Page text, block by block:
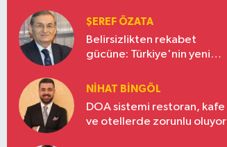
ŞEREF ÖZATA
Belirsizlikten rekabet
gücüne: Türkiye'nin yeni
NIHAT BINGÖL
DOA sistemi restoran, kafe
ve otellerde zorunlu oluyor